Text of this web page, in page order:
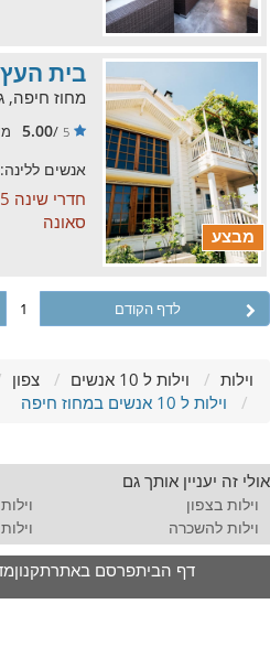
מבצע
בית
מחוז חיפה,
5
/
5.00
אנשים ללינה:
סאונה
לדף הקודם 1
וילות וילות ל 10 אנשים צפון
וילות ל 10 אנשים במחוז חיפה
אולי זה יעניין אותך גם
וילות בצפון
וילות להשכרה
דף הביתפרסם באתרתקנון